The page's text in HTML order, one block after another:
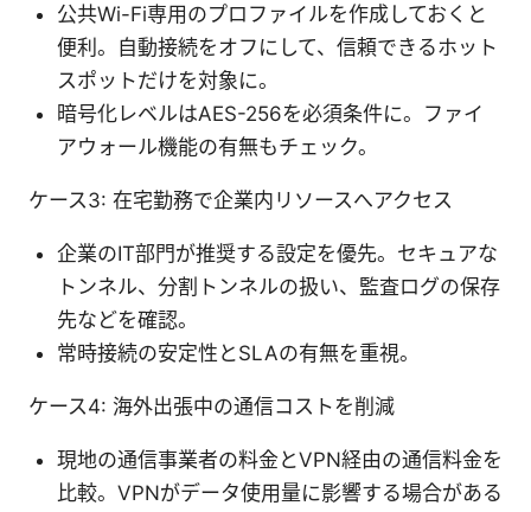
公共Wi-Fi専用のプロファイルを作成しておくと
便利。自動接続をオフにして、信頼できるホット
スポットだけを対象に。
暗号化レベルはAES-256を必須条件に。ファイ
アウォール機能の有無もチェック。
ケース3: 在宅勤務で企業内リソースへアクセス
企業のIT部門が推奨する設定を優先。セキュアな
トンネル、分割トンネルの扱い、監査ログの保存
先などを確認。
常時接続の安定性とSLAの有無を重視。
ケース4: 海外出張中の通信コストを削減
現地の通信事業者の料金とVPN経由の通信料金を
比較。VPNがデータ使用量に影響する場合がある